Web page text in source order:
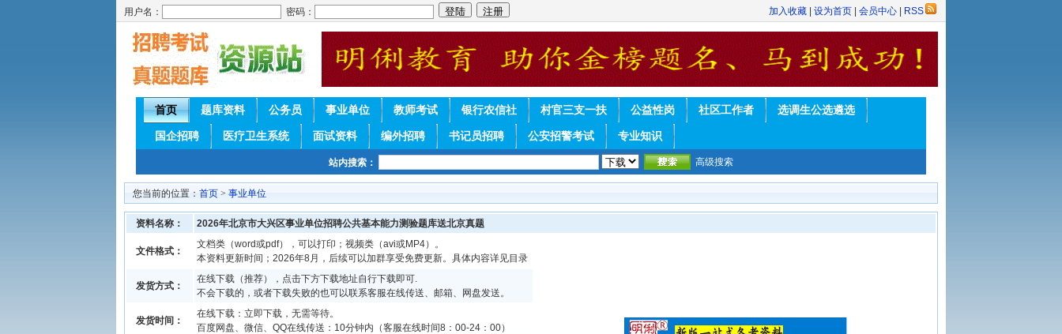
用户名： 密码： 加入收藏 设为首页 会员中心 RSS
首页 题库资料 公务员 事业单位 教师考试 银行农信社 村官三支一扶 公益性岗 社区工作者 选调生公选遴选
国企招聘 医疗卫生系统 面试资料 编外招聘 书记员招聘 公安招警考试 专业知识
站内搜索： 高级搜索
您当前的位置： 首页 > 事业单位
资料名称： 2026年北京市大兴区事业单位招聘公共基本能力测验题库送北京真题
文件格式：
文档类（word或pdf），可以打印；视频类（avi或MP4）。
本资料更新时间；2026年8月，后续可以加群享受免费更新。具体内容详见目录
发货方式：
在线下载（推荐），点击下方下载地址自行下载即可.
不会下载的，或者下载失败的也可以联系客服在线传送、邮箱、网盘发送。
发货时间：
在线下载：立即下载，无需等待。
百度网盘、微信、QQ在线传送：10分钟内（客服在线时间8：00-24：00）